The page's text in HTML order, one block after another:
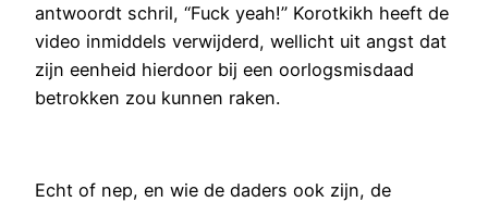
antwoordt schril, “Fuck yeah!” Korotkikh heeft de
video inmiddels verwijderd, wellicht uit angst dat
zijn eenheid hierdoor bij een oorlogsmisdaad
betrokken zou kunnen raken.
Echt of nep, en wie de daders ook zijn, de